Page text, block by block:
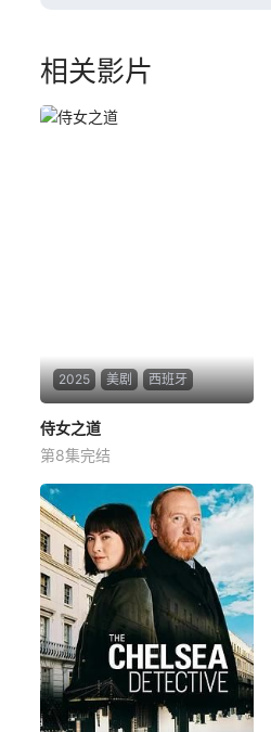
相关影片
2025 美剧 西班牙
侍女之道
阿尔瓦罗·梅尔
Madrid, 1880. Elena Bianda is
the most sought-after lady-in
-waiting in the entire city. De
spite her
侍女之道
第8集完结